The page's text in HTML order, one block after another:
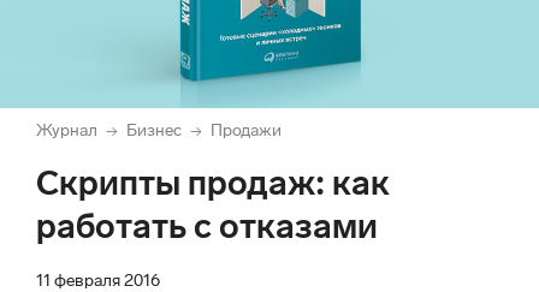
Журнал → Бизнес → Продажи
Скрипты продаж: как
работать с отказами
11 февраля 2016